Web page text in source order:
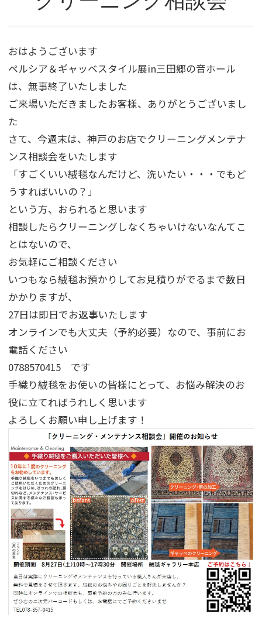
おはようございます
ペルシア＆ギャッベスタイル展in三田郷の音ホール
は、無事終了いたしました
ご来場いただきましたお客様、ありがとうございまし
た
さて、今週末は、神戸のお店でクリーニングメンテナ
ンス相談会をいたします
「すごくいい絨毯なんだけど、洗いたい・・・でもど
うすればいいの？」
という方、おられると思います
相談したらクリーニングしなくちゃいけないなんてこ
とはないので、
お気軽にご相談ください
いつもなら絨毯お預かりしてお見積りがでるまで数日
かかりますが、
27日は即日でお返事いたします
オンラインでも大丈夫（予約必要）なので、事前にお
電話ください
0788570415 です
手織り絨毯をお使いの皆様にとって、お悩み解決のお
役に立てればうれしく思います
よろしくお願い申し上げます！